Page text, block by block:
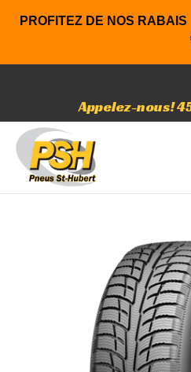
PROFITEZ DE NOS RABAIS
Appelez-nous!